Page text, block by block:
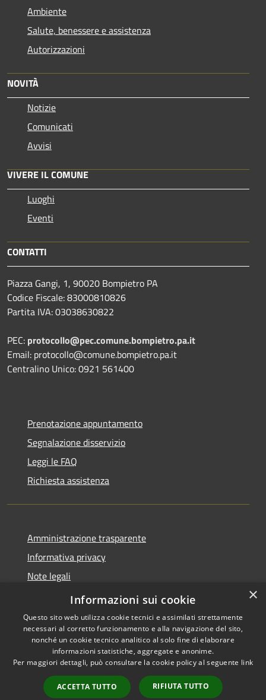
Ambiente
Salute, benessere e assistenza
Autorizzazioni
NOVITÀ
Notizie
Comunicati
Avvisi
VIVERE IL COMUNE
Luoghi
Eventi
CONTATTI
Piazza Gangi, 1, 90020 Bompietro PA
Codice Fiscale: 83000810826
Partita IVA: 03038630822
PEC: protocollo@pec.comune.bompietro.pa.it
Email: protocollo@comune.bompietro.pa.it
Centralino Unico: 0921 561400
Prenotazione appuntamento
Segnalazione disservizio
Leggi le FAQ
Richiesta assistenza
Amministrazione trasparente
Informativa privacy
Note legali
Dichiarazione di accessibilità
Accessibilità
Copyright © 2026 • Comune di
Bompietro • Powered by
Municipium•
Accesso
×
Informazioni sui cookie
Questo sito web utilizza cookie tecnici e assimilati strettamente
necessari al corretto funzionamento e alla navigazione del sito,
nonché un cookie tecnico analitico al solo fine di elaborare
informazioni statistiche, aggregate e anonime.
Per maggiori dettagli, può consultare la cookie policy al seguente link
ACCETTA TUTTO RIFIUTA TUTTO